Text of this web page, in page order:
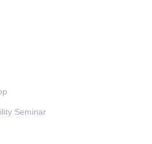
Seminar